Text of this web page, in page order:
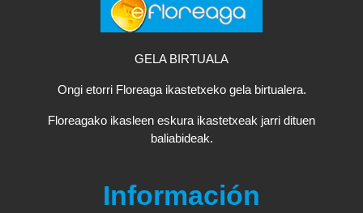
GELA BIRTUALA
Ongi etorri Floreaga ikastetxeko gela birtualera.
Floreagako ikasleen eskura ikastetxeak jarri dituen
baliabideak.
Información